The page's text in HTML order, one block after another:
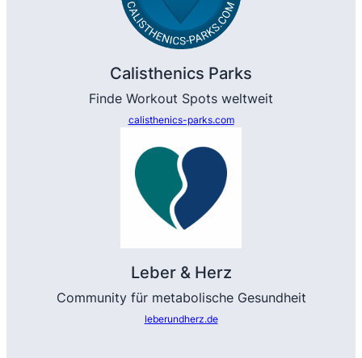
Calisthenics Parks
Finde Workout Spots weltweit
calisthenics-parks.com
Leber & Herz
Community für metabolische Gesundheit
leberundherz.de